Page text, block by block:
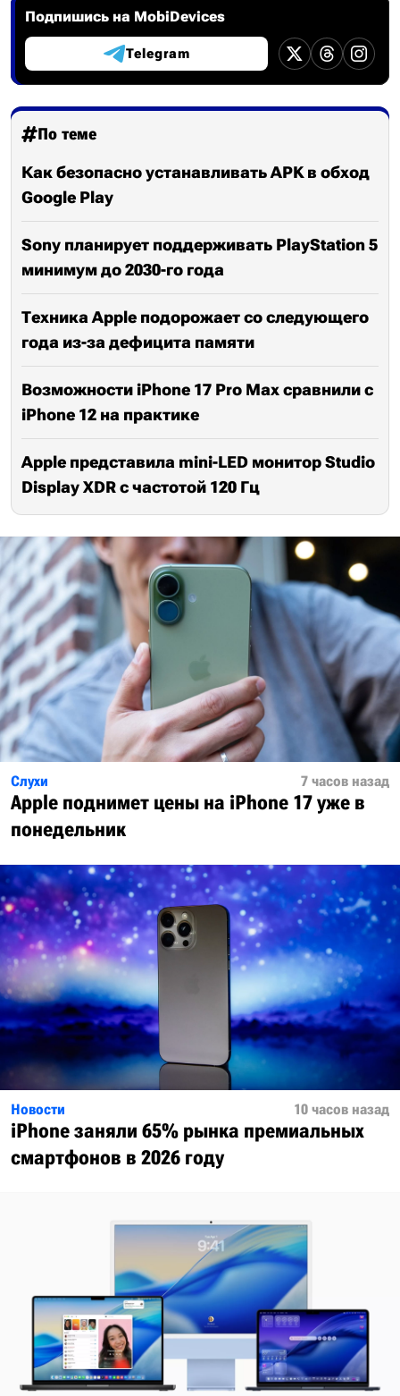
Подпишись на MobiDevices
Telegram
По теме
Как безопасно устанавливать APK в обход
Google Play
Sony планирует поддерживать PlayStation 5
минимум до 2030-го года
Техника Apple подорожает со следующего
года из-за дефицита памяти
Возможности iPhone 17 Pro Max сравнили с
iPhone 12 на практике
Apple представила mini-LED монитор Studio
Display XDR с частотой 120 Гц
Слухи 7 часов назад
Apple поднимет цены на iPhone 17 уже в
понедельник
Новости 10 часов назад
iPhone заняли 65% рынка премиальных
смартфонов в 2026 году